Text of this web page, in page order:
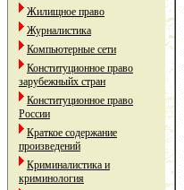
Жилищное право
Журналистика
Компьютерные сети
Конституционное право
зарубежныйх стран
Конституционное право
России
Краткое содержание
произведений
Криминалистика и
криминология